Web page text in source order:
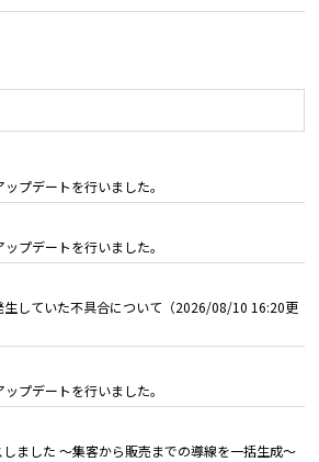
プデートを行いました。
プデートを行いました。
生していた不具合について（2026/08/10 16:20更
プデートを行いました。
しました ～集客から販売までの導線を一括生成～